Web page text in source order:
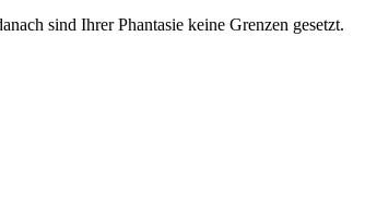
sind Ihrer Phantasie keine Grenzen gesetzt.